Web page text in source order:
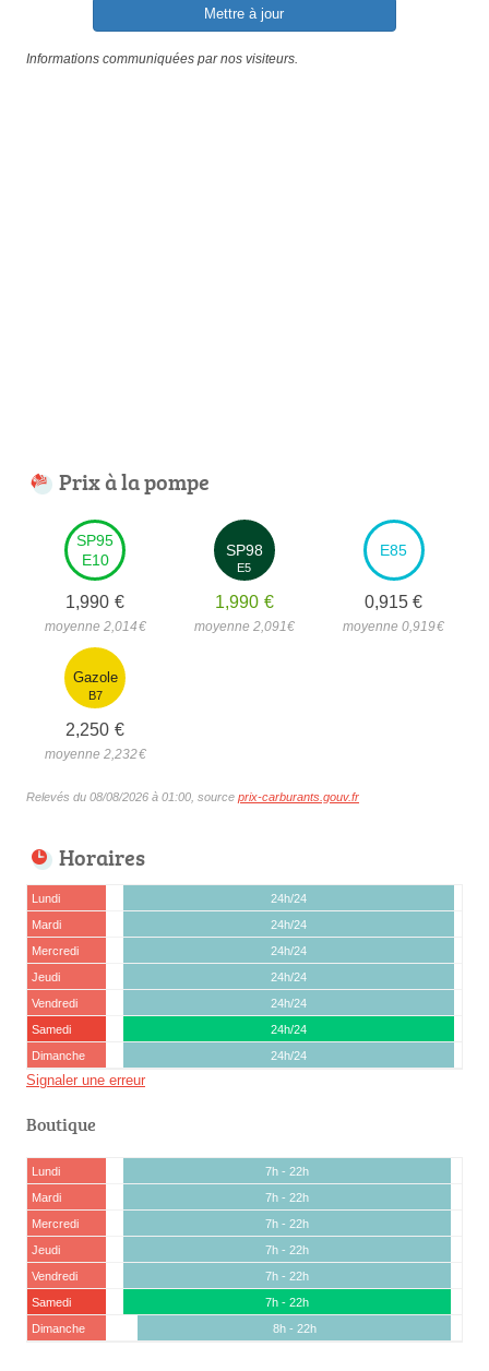
Mettre à jour
Informations communiquées par nos visiteurs.
Prix à la pompe
SP95
E10
1,990 €
moyenne 2,014€
SP98
E5
1,990 €
moyenne 2,091€
E85
0,915 €
moyenne 0,919€
Gazole
B7
2,250 €
moyenne 2,232€
Relevés du 08/08/2026 à 01:00, source prix-carburants.gouv.fr
Horaires
Lundi
24h/24
Mardi
24h/24
Mercredi
24h/24
Jeudi
24h/24
Vendredi
24h/24
Samedi
24h/24
Dimanche
24h/24
Signaler une erreur
Boutique
Lundi
7h - 22h
Mardi
7h - 22h
Mercredi
7h - 22h
Jeudi
7h - 22h
Vendredi
7h - 22h
Samedi
7h - 22h
Dimanche
8h - 22h